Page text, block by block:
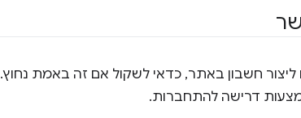
חשבון באתר, כדאי לשקול אם זה באמת נחוץ.
דרישה להתחברות.